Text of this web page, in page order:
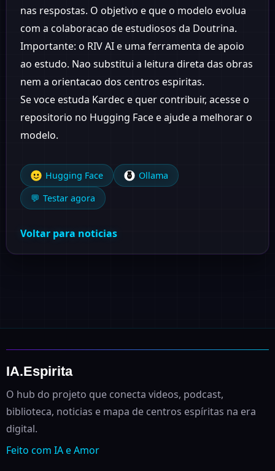
nas respostas. O objetivo e que o modelo evolua
com a colaboracao de estudiosos da Doutrina.
Importante: o RIV AI e uma ferramenta de apoio
ao estudo. Nao substitui a leitura direta das obras
nem a orientacao dos centros espiritas.
Se voce estuda Kardec e quer contribuir, acesse o
repositorio no Hugging Face e ajude a melhorar o
modelo.
Hugging Face
Ollama
💬 Testar agora
Voltar para noticias
IA.Espirita
O hub do projeto que conecta videos, podcast,
biblioteca, noticias e mapa de centros espíritas na era
digital.
Feito com IA e Amor